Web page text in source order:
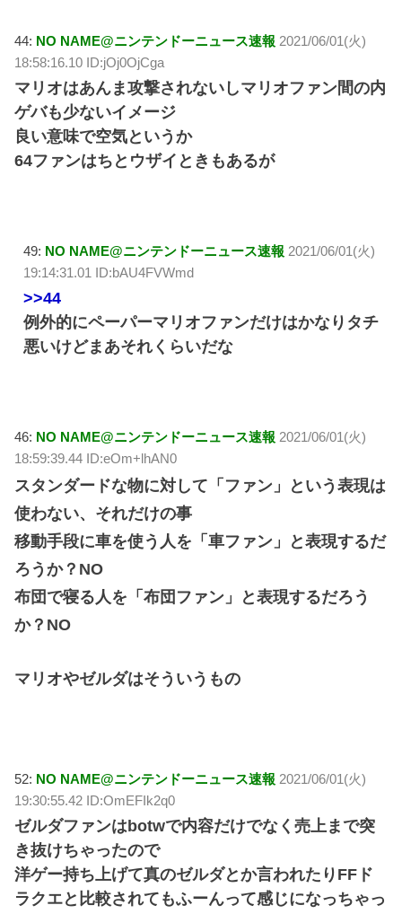
44: NO NAME@ニンテンドーニュース速報 2021/06/01(火)
18:58:16.10 ID:jOj0OjCga
マリオはあんま攻撃されないしマリオファン間の内
ゲバも少ないイメージ
良い意味で空気というか
64ファンはちとウザイときもあるが
49: NO NAME@ニンテンドーニュース速報 2021/06/01(火)
19:14:31.01 ID:bAU4FVWmd
>>44
例外的にペーパーマリオファンだけはかなりタチ
悪いけどまあそれくらいだな
46: NO NAME@ニンテンドーニュース速報 2021/06/01(火)
18:59:39.44 ID:eOm+lhAN0
スタンダードな物に対して「ファン」という表現は
使わない、それだけの事
移動手段に車を使う人を「車ファン」と表現するだ
ろうか？NO
布団で寝る人を「布団ファン」と表現するだろう
か？NO
マリオやゼルダはそういうもの
52: NO NAME@ニンテンドーニュース速報 2021/06/01(火)
19:30:55.42 ID:OmEFIk2q0
ゼルダファンはbotwで内容だけでなく売上まで突
き抜けちゃったので
洋ゲー持ち上げて真のゼルダとか言われたりFFド
ラクエと比較されてもふーんって感じになっちゃっ